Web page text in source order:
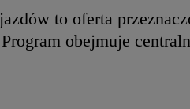
to oferta
obejmuje